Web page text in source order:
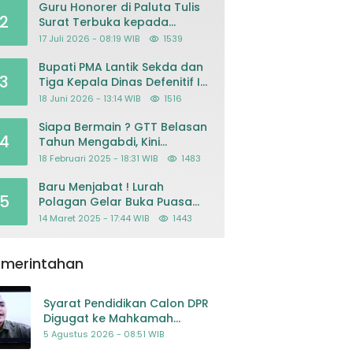
2
Guru Honorer di Paluta Tulis
Surat Terbuka kepada
Presiden Prabowo, Mohon
Kriminalisasi
17 Juli 2026 - 08:19 WIB 1539
3
Bupati PMA Lantik Sekda dan
Tiga Kepala Dinas Defenitif Ini
orangnya
18 Juni 2026 - 13:14 WIB 1516
Siapa Bermain ? GTT Belasan
Tahun Mengabdi, Kini
Dikeluarkan Sepihak Dari
18 Februari 2025 - 18:31 WIB 1483
Baru Menjabat ! Lurah
Polagan Gelar Buka Puasa
Bersama
14 Maret 2025 - 17:44 WIB 1443
Syarat Pendidikan Calon DPR
Digugat ke Mahkamah
Konstitusi
5 Agustus 2026 - 08:51 WIB